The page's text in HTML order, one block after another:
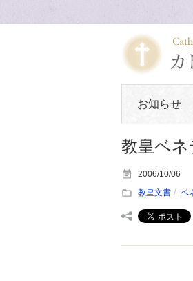
お知らせ
教皇ベネ
2006/10/06
教皇文書
ベ